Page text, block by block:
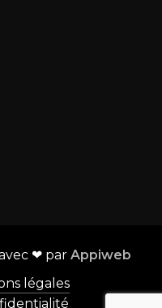
❤ par Appiweb
légales